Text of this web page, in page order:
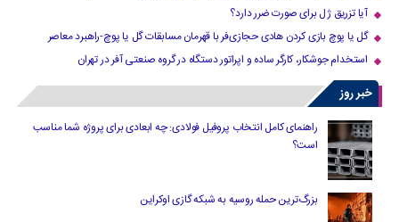
آیا تزریق ژل برای صورت ضرر دارد​؟
گل یا پوچ بازی کردن هادی حجازی‌فر با قهرمان مسابقات گل یا پوچ-راهبرد معاصر
استخدام جوشکار، کارگر ساده و اپراتور دستگاه در گروه صنعتی آفر در تهران
خبر روز
راهنمای کامل انتخاب پروفیل فولادی: چه ابعادی برای پروژه شما مناسب
است؟
بزرگ‌ترین حمله روسیه به شبکه گازی اوکراین